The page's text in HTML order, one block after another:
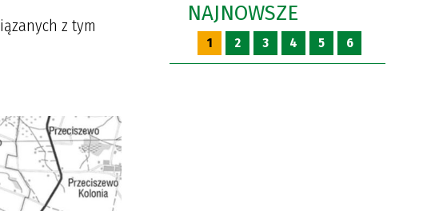
z tym
NAJNOWSZE
1 2 3 4 5 6